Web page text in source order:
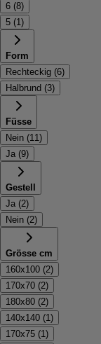
6 (8)
5 (1)
Form
Rechteckig (6)
Halbrund (3)
Füsse
Nein (11)
Ja (9)
Gestell
Ja (2)
Nein (2)
Grösse cm
160x100 (2)
170x70 (2)
180x80 (2)
140x140 (1)
170x75 (1)